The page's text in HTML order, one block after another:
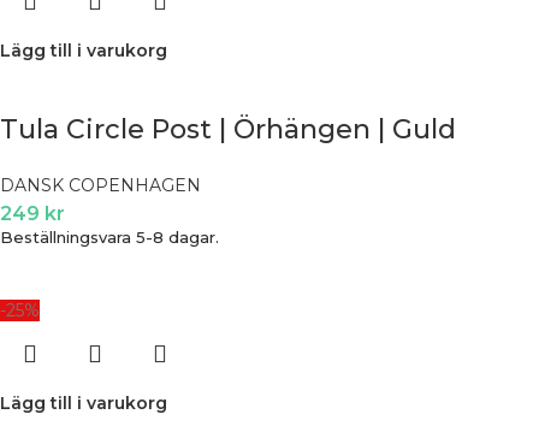
Lägg till i varukorg
Tula Circle Post | Örhängen | Guld
DANSK COPENHAGEN
249 kr
Beställningsvara 5-8 dagar.
-25%
Lägg till i varukorg